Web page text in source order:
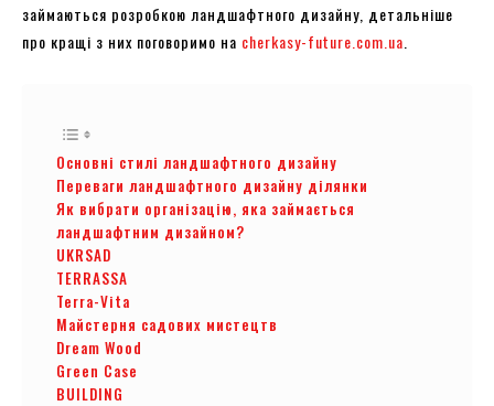
займаються розробкою ландшафтного дизайну, детальніше
про кращі з них поговоримо на cherkasy-future.com.ua
Основні стилі ландшафтного дизайну
Переваги ландшафтного дизайну ділянки
Як вибрати організацію, яка займається
ландшафтним дизайном?
UKRSAD
TERRASSA
Terra-Vita
Майстерня садових мистецтв
Dream Wood
Green Case
BUILDING